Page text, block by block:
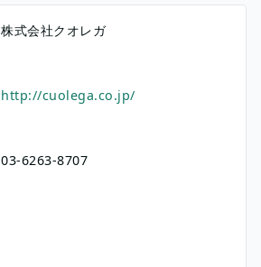
株式会社クオレガ
http://cuolega.co.jp/
03-6263-8707